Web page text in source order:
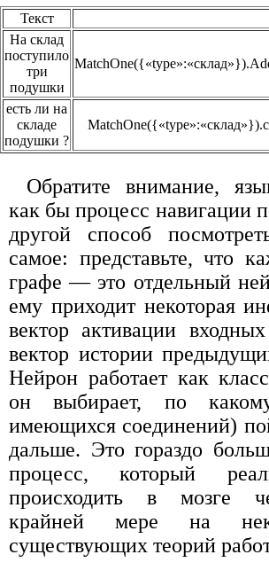
Текст
На склад
поступило
три
подушки
есть ли на
складе
подушки ?
Обратите внимание,
как бы процесс навигации
другой способ
самое: представьте, что
графе — это отдельный
ему приходит некоторая
вектор активации
вектор истории
Нейрон работает как
он выбирает, по
имеющихся соединений)
дальше. Это гораздо
процесс, который
происходить в мозге
крайней мере на
существующих теорий